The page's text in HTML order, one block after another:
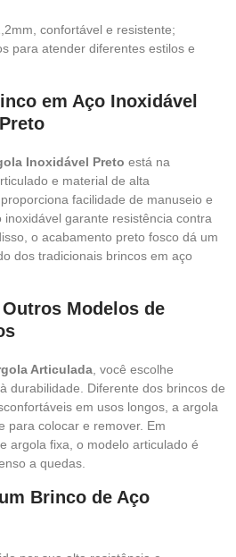
confortável e resistente;
para atender diferentes estilos e
em Aço Inoxidável
Inoxidável Preto está na
e material de alta
facilidade de manuseio e
garante resistência contra
o acabamento preto fosco dá um
dos tradicionais brincos em aço
Modelos de
Articulada , você escolhe
durabilidade. Diferente dos brincos de
em usos longos, a argola
para colocar e remover. Em
argola fixa, o modelo articulado é
a quedas.
Brinco de Aço